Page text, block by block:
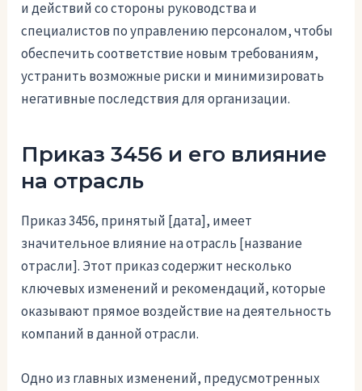
и действий со стороны руководства и
специалистов по управлению персоналом, чтобы
обеспечить соответствие новым требованиям,
устранить возможные риски и минимизировать
негативные последствия для организации.
Приказ 3456 и его влияние
на отрасль
Приказ 3456, принятый [дата], имеет
значительное влияние на отрасль [название
отрасли]. Этот приказ содержит несколько
ключевых изменений и рекомендаций, которые
оказывают прямое воздействие на деятельность
компаний в данной отрасли.
Одно из главных изменений, предусмотренных